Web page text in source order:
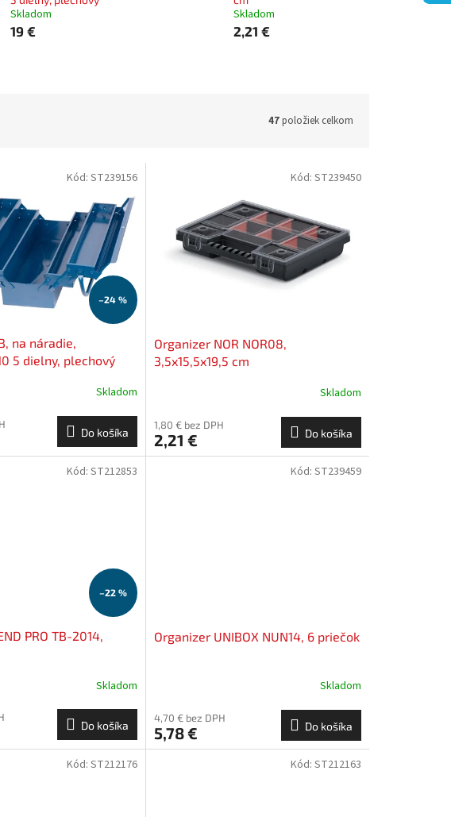
Skladom
19 €
Skladom
2,21 €
47položiek celkom
–24 %
na náradie,
5 dielny, plechový
Skladom
Do košíka
Kód: ST239156
Organizer NOR NOR08,
3,5x15,5x19,5 cm
Skladom
1,80 € bez DPH
2,21 € Do košíka
Kód: ST239450
–22 %
PRO TB-2014,
Skladom
Do košíka
Kód: ST212853
Organizer UNIBOX NUN14, 6 priečok
Skladom
4,70 € bez DPH
5,78 € Do košíka
Kód: ST239459
Kód: ST212176 Kód: ST212163